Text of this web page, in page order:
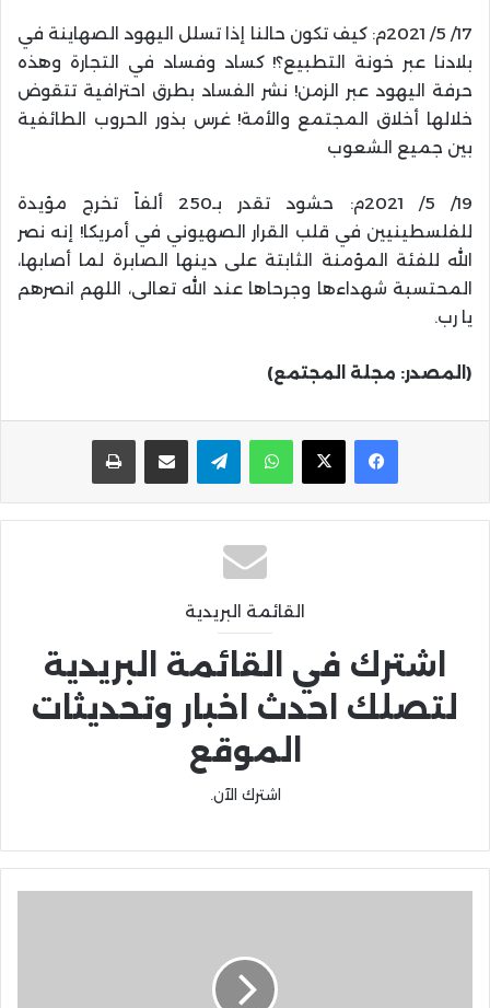
17/ 5/ 2021م: كيف تكون حالنا إذا تسلل اليهود الصهاينة في
بلادنا عبر خونة التطبيع؟! كساد وفساد في التجارة وهذه
حرفة اليهود عبر الزمن! نشر الفساد بطرق احترافية تتقوض
خلالها أخلاق المجتمع والأمة! غرس بذور الحروب الطائفية
بين جميع الشعوب
19/ 5/ 2021م: حشود تقدر بـ250 ألفاً تخرج مؤيدة
للفلسطينيين في قلب القرار الصهيوني في أمريكا! إنه نصر
الله للفئة المؤمنة الثابتة على دينها الصابرة لما أصابها،
المحتسبة شهداءها وجرحاها عند الله تعالى، ‏اللهم انصرهم
يا رب.
(المصدر: مجلة المجتمع)
واتساب تيلقرام مشاركة عبر البريد
القائمة البريدية
اشترك في القائمة البريدية
لتصلك احدث اخبار وتحديثات
الموقع
اشترك الآن.